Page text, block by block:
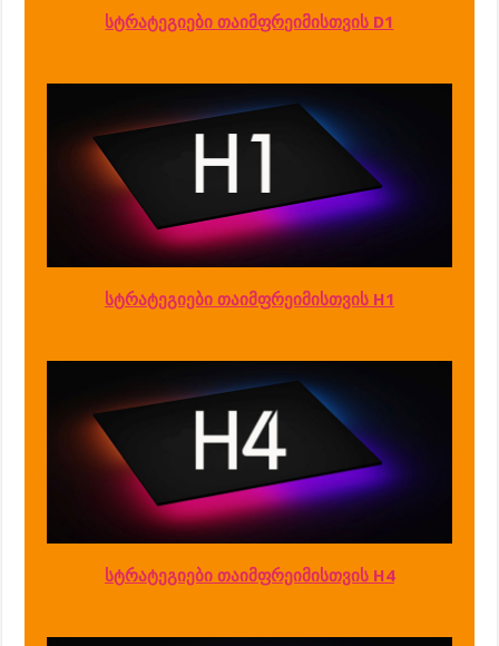
სტრატეგიები თაიმფრეიმისთვის D1
სტრატეგიები თაიმფრეიმისთვის H1
სტრატეგიები თაიმფრეიმისთვის H4